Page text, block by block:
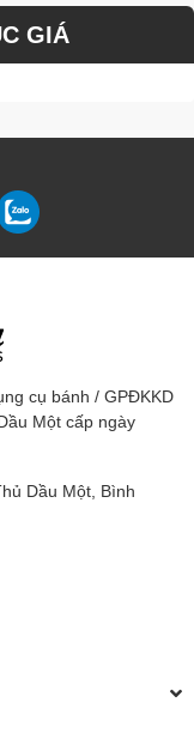
GIÁ
cụ bánh / GPĐKKD
Một cấp ngày
Dầu Một, Bình